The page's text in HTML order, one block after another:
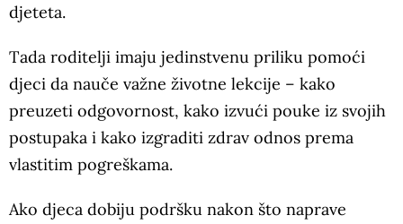
djeteta.
Tada roditelji imaju jedinstvenu priliku pomoći
djeci da nauče važne životne lekcije – kako
preuzeti odgovornost, kako izvući pouke iz svojih
postupaka i kako izgraditi zdrav odnos prema
vlastitim pogreškama.
Ako djeca dobiju podršku nakon što naprave